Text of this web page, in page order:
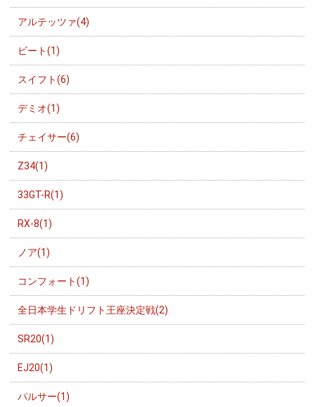
アルテッツァ(4)
ビート(1)
スイフト(6)
デミオ(1)
チェイサー(6)
Z34(1)
33GT-R(1)
RX-8(1)
ノア(1)
コンフォート(1)
全日本学生ドリフト王座決定戦(2)
SR20(1)
EJ20(1)
パルサー(1)